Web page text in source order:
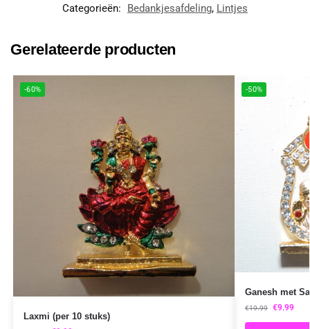
Categorieën:
Bedankjesafdeling, Lintjes
Gerelateerde producten
-60%
Laxmi (per 10 stuks)
-50%
Ganesh met
€19.99 €9.99